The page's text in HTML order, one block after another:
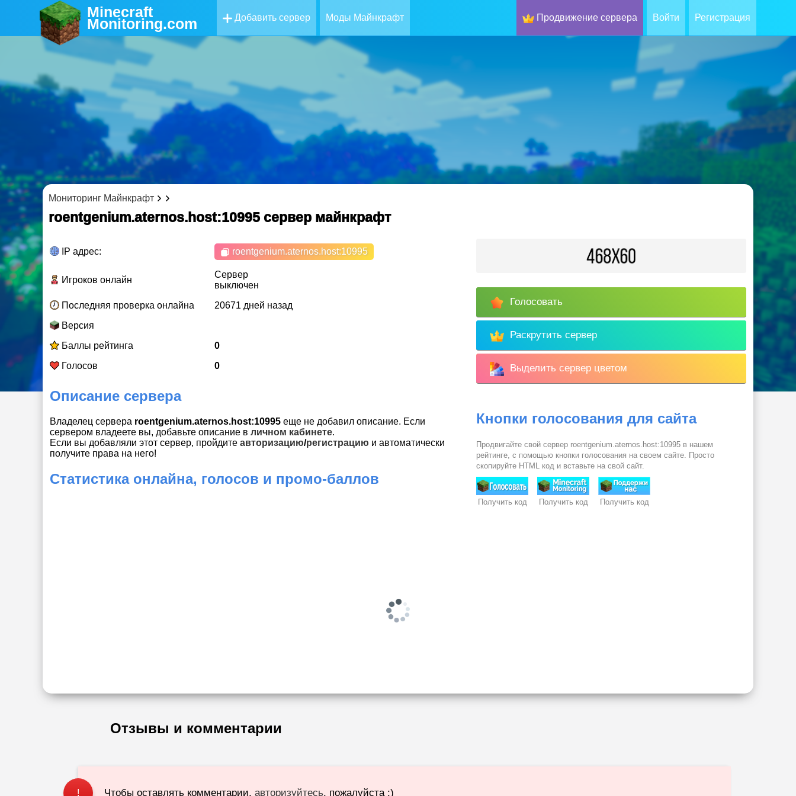
Minecraft
Monitoring.com Добавить сервер Моды Майнкрафт Продвижение сервера Войти Регистрация
Мониторинг Майнкрафт
roentgenium.aternos.host:10995 cервер майнкрафт
IP адрес: roentgenium.aternos.host:10995
Игроков онлайн
Сервер
выключен
Последняя проверка онлайна
20671 дней назад
Версия
Баллы рейтинга
0
Голосов
0
Описание сервера
Владелец сервера roentgenium.aternos.host:10995 еще не добавил описание. Если
сервером владеете вы, добавьте описание в личном кабинете.
Если вы добавляли этот сервер, пройдите авторизацию/регистрацию и автоматически
получите права на него!
Статистика онлайна, голосов и промо-баллов
Голосовать
Раскрутить сервер
Выделить сервер цветом
Кнопки голосования для сайта
Продвигайте свой сервер roentgenium.aternos.host:10995 в нашем
рейтинге, с помощью кнопки голосования на своем сайте. Просто
скопируйте HTML код и вставьте на свой сайт.
Получить код Получить код Получить код
Отзывы и комментарии
! Чтобы оставлять комментарии,авторизуйтесь, пожалуйста :)